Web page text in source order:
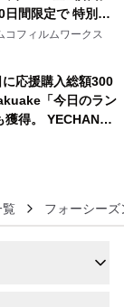
間限定で 特別映
Statue ―
―』を上映！
コフィルムワークス
応援購入総額300
「今日のラン
獲得。 YECHAN音
第2弾の大型サイ
）を先行販売中
覧 フォーシー